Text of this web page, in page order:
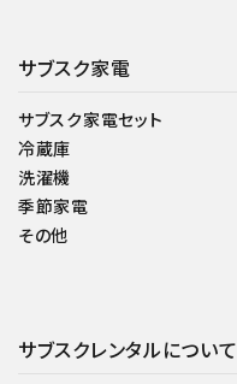
サブスク家電
サブスク家電セット
冷蔵庫
洗濯機
季節家電
その他
サブスクレンタルについて